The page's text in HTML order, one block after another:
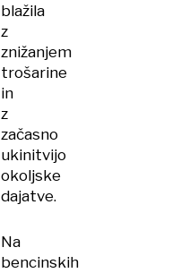
blažila
z
znižanjem
trošarine
in
z
začasno
ukinitvijo
okoljske
dajatve.
Na
bencinskih